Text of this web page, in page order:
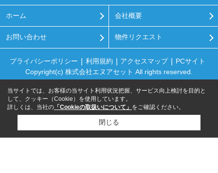
ホーム 会社概要
お問い合わせ 物件リクエスト
プライバシーポリシー 利用規約 アクセスマップ
PCサイト
Copyright(c) 株式会社エヌアセット All rights reserved.
当サイトでは、お客様の当サイト利用状況把握、サービス向上検討を目的と
して、クッキー（Cookie）を使用しています。
詳しくは、当社の 「Cookieの取扱いについて」 をご確認ください。
閉じる